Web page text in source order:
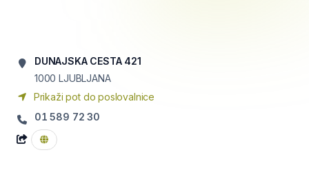
DUNAJSKA CESTA 421
1000 LJUBLJANA
Prikaži pot do poslovalnice
01 589 72 30